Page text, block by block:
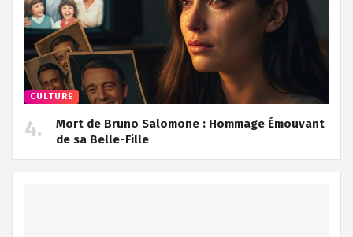
CULTURE
Mort de Bruno Salomone : Hommage Émouvant
de sa Belle-Fille